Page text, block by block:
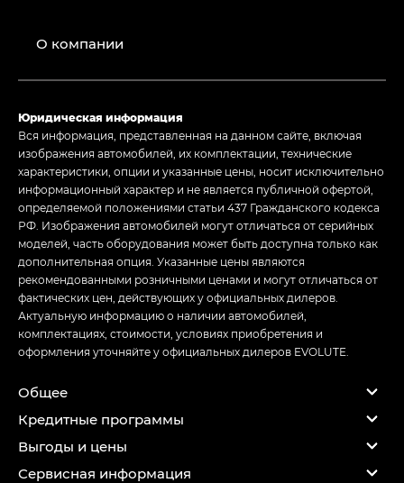
О компании
Юридическая информация
Вся информация, представленная на данном сайте, включая
изображения автомобилей, их комплектации, технические
характеристики, опции и указанные цены, носит исключительно
информационный характер и не является публичной офертой,
определяемой положениями статьи 437 Гражданского кодекса
РФ. Изображения автомобилей могут отличаться от серийных
моделей, часть оборудования может быть доступна только как
дополнительная опция. Указанные цены являются
рекомендованными розничными ценами и могут отличаться от
фактических цен, действующих у официальных дилеров.
Актуальную информацию о наличии автомобилей,
комплектациях, стоимости, условиях приобретения и
оформления уточняйте у официальных дилеров EVOLUTE.
Общее
Кредитные программы
Выгоды и цены
Сервисная информация